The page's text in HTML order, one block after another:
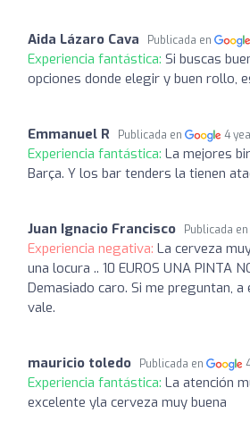
Aida Lázaro Cava Publicada en
Experiencia fantástica: Si buscas
opciones donde elegir y buen rollo,
Emmanuel R Publicada en 4
Experiencia fantástica: La mejores
Barça. Y los bar tenders la tienen
Juan Ignacio Francisco Publicada en
Experiencia negativa: La cerveza
una locura .. 10 EUROS UNA PINTA
Demasiado caro. Si me preguntan, a
vale.
mauricio toledo Publicada en
Experiencia fantástica: La atención
excelente yla cerveza muy buena